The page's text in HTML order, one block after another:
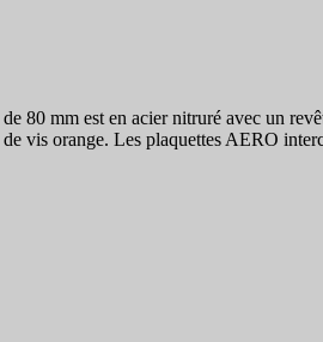
80 mm est en acier nitruré avec un
vis orange. Les plaquettes AERO